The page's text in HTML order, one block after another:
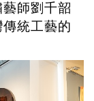
師劉千韶
統工藝的